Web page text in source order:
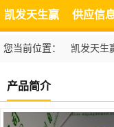
凯发天生赢
家
供应信
您当前位置： 凯发天生
产品简介